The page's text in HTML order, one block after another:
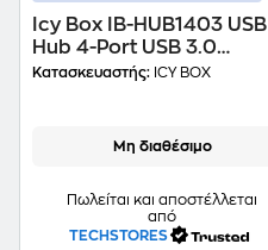
Icy Box IB-HUB1403 USB
Hub 4-Port USB 3.0
συμβατό με USB-A
Κατασκευαστής: ICY BOX
Μη διαθέσιμο
Πωλείται και αποστέλλεται
από
TECHSTORES